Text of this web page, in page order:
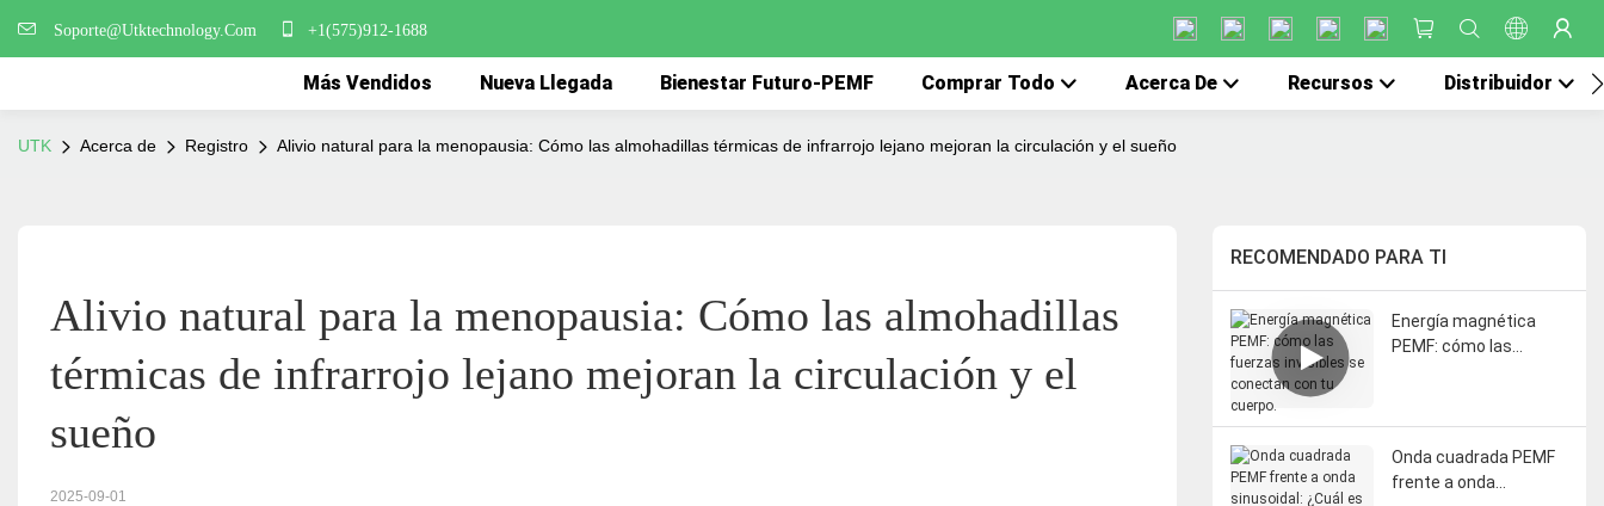
Soporte@Utktechnology.Com +1(575)912-1688
Más Vendidos Nueva Llegada Bienestar Futuro-PEMF Comprar Todo Acerca De Recursos Distribuidor
UTK Acerca de Registro Alivio natural para la menopausia: Cómo las almohadillas térmicas de infrarrojo lejano mejoran la circulación y el sueño
Alivio natural para la menopausia: Cómo las almohadillas
térmicas de infrarrojo lejano mejoran la circulación y el
sueño
2025-09-01
RECOMENDADO PARA TI
Energía magnética
PEMF: cómo las
Onda cuadrada PEMF
frente a onda